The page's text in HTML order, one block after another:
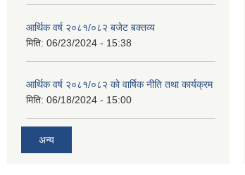
आर्थिक वर्ष २०८१/०८२ बजेट बक्तव्य
मिति: 06/23/2024 - 15:38
आर्थिक वर्ष २०८१/०८२ काे वार्षिक नीति तथा कार्यक्रम
मिति: 06/18/2024 - 15:00
अन्य